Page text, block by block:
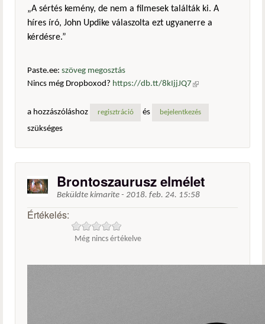
„A sértés kemény, de nem a filmesek találták ki. A
híres író, John Updike válaszolta ezt ugyanerre a
kérdésre.”
Paste.ee: szöveg megosztás
Nincs még Dropboxod? https://db.tt/8kIjjJQ7 (külső
a hozzászóláshoz
regisztráció és bejelentkezés
szükséges
Brontoszaurusz elmélet
Beküldte kimarite - 2018. feb. 24. 15:58
Értékelés:
Még nincs értékelve